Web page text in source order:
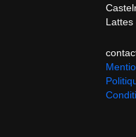
Lattes